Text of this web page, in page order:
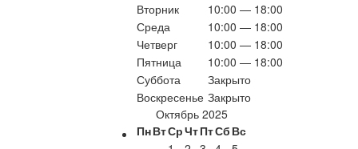
Вторник
10:00 — 18:00
Среда
10:00 — 18:00
Четверг
10:00 — 18:00
Пятница
10:00 — 18:00
Суббота
Закрыто
Воскресенье Закрыто
Октябрь 2025
ПнВтСрЧтПтСб Вс